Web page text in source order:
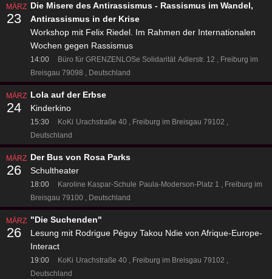
MÄRZ
23
Die Misere des Antirassismus - Rassismus im Wandel,
Antirassismus in der Krise
Workshop mit Felix Riedel. Im Rahmen der Internationalen
Wochen gegen Rassismus
14:00 Büro für GRENZENLOSe Solidarität Adlerstr. 12
Freiburg im
Breisgau 79098
Deutschland
MÄRZ
24
Lola auf der Erbse
Kinderkino
15:30 KoKi Urachstraße 40
Freiburg im Breisgau 79102
Deutschland
MÄRZ
26
Der Bus von Rosa Parks
Schultheater
18:00 Karoline Kaspar-Schule Paula-Moderson-Platz 1
Freiburg im
Breisgau 79100
Deutschland
MÄRZ
26
"Die Suchenden"
Lesung mit Rodrigue Péguy Takou Ndie von Afrique-Europe-
Interact
19:00 KoKi Urachstraße 40
Freiburg im Breisgau 79102
Deutschland